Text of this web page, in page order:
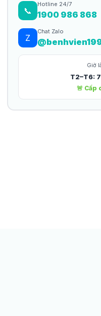
📞
Hotline 24/7
1900 986 868
Z
Chat Zalo
Giờ
T2–T6:
🚨 Cấp